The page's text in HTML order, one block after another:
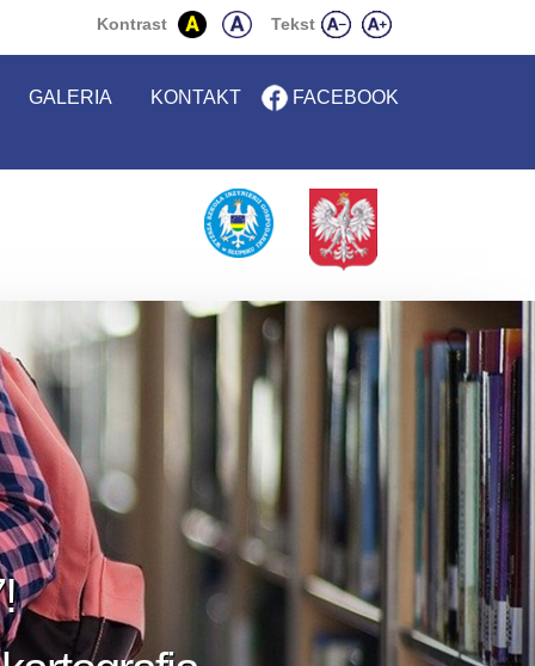
Kontrast Tekst
GALERIA KONTAKT FACEBOOK